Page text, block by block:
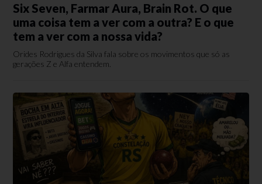
Six Seven, Farmar Aura, Brain Rot. O que
uma coisa tem a ver com a outra? E o que
tem a ver com a nossa vida?
Orides Rodrigues da Silva fala sobre os movimentos que só as
gerações Z e Alfa entendem.